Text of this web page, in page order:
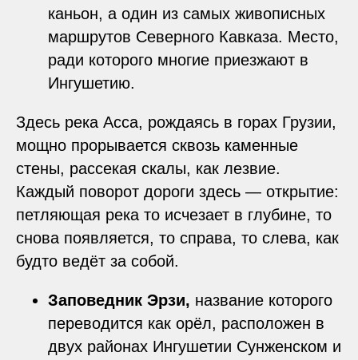
каньон, а один из самых живописных
маршрутов Северного Кавказа. Место,
ради которого многие приезжают в
Ингушетию.
Здесь река Асса, рождаясь в горах Грузии,
мощно прорывается сквозь каменные
стены, рассекая скалы, как лезвие.
Каждый поворот дороги здесь — открытие:
петляющая река то исчезает в глубине, то
снова появляется, то справа, то слева, как
будто ведёт за собой.
Заповедник Эрзи, название которого
переводится как орёл, расположен в
двух районах Ингушетии Сунженском и